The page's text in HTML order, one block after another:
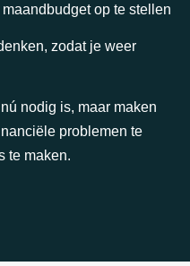
op te stellen
zodat je weer
nodig is, maar maken
problemen te
te maken.